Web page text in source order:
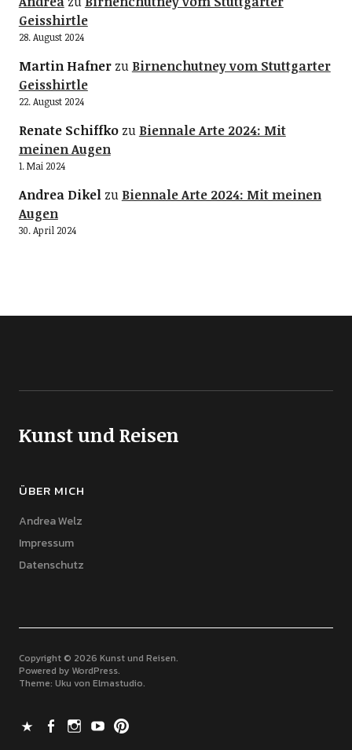
Geisshirtle
28. August 2024
Martin Hafnerzu Birnenchutney vom Stuttgarter
Geisshirtle
22. August 2024
Renate Schiffkozu Biennale Arte 2024: Mit
meinen Augen
1. Mai 2024
Andrea Dikelzu Biennale Arte 2024: Mit meinen
Augen
30. April 2024
Kunst und Reisen
ÜBER MICH
Andrea Welz
Impressum
Datenschutz
Copyright © 2026 Kunst und Reisen
Powered by WordPress
Theme: Uku von Elmastudio